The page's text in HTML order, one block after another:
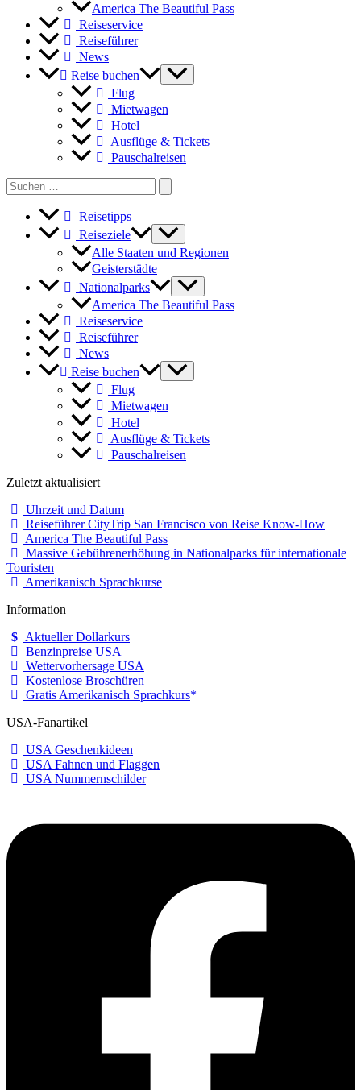
America The Beautiful Pass
Reiseservice
Reiseführer
News
Reise buchen
Flug
Mietwagen
Hotel
Ausflüge & Tickets
Pauschalreisen
Search
for:
Reisetipps
Reiseziele
Alle Staaten und Regionen
Geisterstädte
Nationalparks
America The Beautiful Pass
Reiseservice
Reiseführer
News
Reise buchen
Flug
Mietwagen
Hotel
Ausflüge & Tickets
Pauschalreisen
Zuletzt aktualisiert
Uhrzeit und Datum
Reiseführer CityTrip San Francisco von Reise Know-How
America The Beautiful Pass
Massive Gebührenerhöhung in Nationalparks für internationale
Touristen
Amerikanisch Sprachkurse
Information
Aktueller Dollarkurs
Benzinpreise USA
Wettervorhersage USA
Kostenlose Broschüren
Gratis Amerikanisch Sprachkurs
USA-Fanartikel
USA Geschenkideen
USA Fahnen und Flaggen
USA Nummernschilder